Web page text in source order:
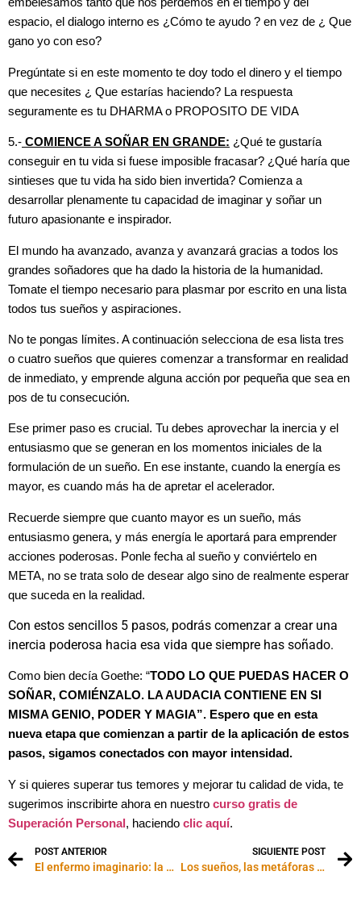
embelesamos tanto que nos perdemos en el tiempo y del
espacio, el dialogo interno es ¿Cómo te ayudo ? en vez de ¿ Que
gano yo con eso?
Pregúntate si en este momento te doy todo el dinero y el tiempo
que necesites ¿ Que estarías haciendo? La respuesta
seguramente es tu DHARMA o PROPOSITO DE VIDA
5.- COMIENCE A SOÑAR EN GRANDE: ¿Qué te gustaría
conseguir en tu vida si fuese imposible fracasar? ¿Qué haría que
sintieses que tu vida ha sido bien invertida? Comienza a
desarrollar plenamente tu capacidad de imaginar y soñar un
futuro apasionante e inspirador.
El mundo ha avanzado, avanza y avanzará gracias a todos los
grandes soñadores que ha dado la historia de la humanidad.
Tomate el tiempo necesario para plasmar por escrito en una lista
todos tus sueños y aspiraciones.
No te pongas límites. A continuación selecciona de esa lista tres
o cuatro sueños que quieres comenzar a transformar en realidad
de inmediato, y emprende alguna acción por pequeña que sea en
pos de tu consecución.
Ese primer paso es crucial. Tu debes aprovechar la inercia y el
entusiasmo que se generan en los momentos iniciales de la
formulación de un sueño. En ese instante, cuando la energía es
mayor, es cuando más ha de apretar el acelerador.
Recuerde siempre que cuanto mayor es un sueño, más
entusiasmo genera, y más energía le aportará para emprender
acciones poderosas. Ponle fecha al sueño y conviértelo en
META, no se trata solo de desear algo sino de realmente esperar
que suceda en la realidad.
Con estos sencillos 5 pasos, podrás comenzar a crear una
inercia poderosa hacia esa vida que siempre has soñado.
Como bien decía Goethe: “TODO LO QUE PUEDAS HACER O
SOÑAR, COMIÉNZALO. LA AUDACIA CONTIENE EN SI
MISMA GENIO, PODER Y MAGIA”. Espero que en esta
nueva etapa que comienzan a partir de la aplicación de estos
pasos, sigamos conectados con mayor intensidad.
Y si quieres superar tus temores y mejorar tu calidad de vida, te
sugerimos inscribirte ahora en nuestro curso gratis de
Superación Personal , haciendo clic aquí.
POST ANTERIOR
El enfermo imaginario: la hipocondría
SIGUIENTE POST
Los sueños, las metáforas y la ceremonia del té